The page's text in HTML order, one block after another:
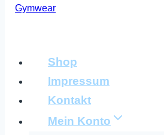
Shop
Impressum
Kontakt
Mein Konto